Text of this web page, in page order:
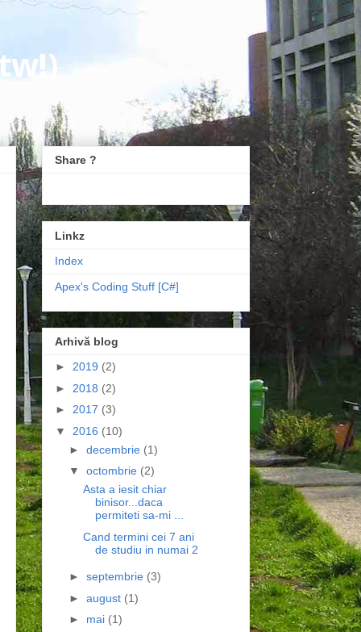
Share ?
Linkz
Index
Apex's Coding Stuff [C#]
Arhivă blog
► 2019 (2)
► 2018 (2)
► 2017 (3)
▼ 2016 (10)
► decembrie (1)
▼ octombrie (2)
Asta a iesit chiar
binisor...daca
permiteti sa-mi ...
Cand termini cei 7 ani
de studiu in numai 2
► septembrie (3)
► august (1)
► mai (1)